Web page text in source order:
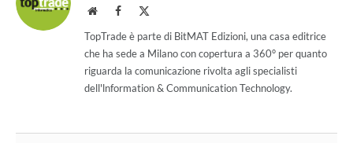
WebsiteFacebook
TopTrade è parte di BitMAT Edizioni, una casa editrice
che ha sede a Milano con copertura a 360° per quanto
riguarda la comunicazione rivolta agli specialisti
dell'lnformation & Communication Technology.